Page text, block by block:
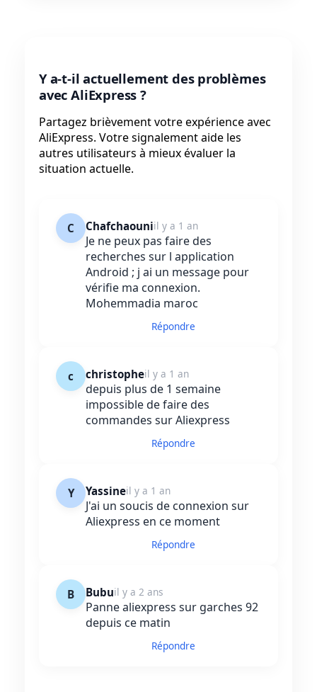
Y a-t-il actuellement des problèmes
avec AliExpress ?
Partagez brièvement votre expérience avec
AliExpress. Votre signalement aide les
autres utilisateurs à mieux évaluer la
situation actuelle.
C Chafchaouniil y a 1 an
Je ne peux pas faire des
recherches sur l application
Android ; j ai un message pour
vérifie ma connexion.
Mohemmadia maroc
Répondre
c christopheil y a 1 an
depuis plus de 1 semaine
impossible de faire des
commandes sur Aliexpress
Répondre
Y Yassineil y a 1 an
J'ai un soucis de connexion sur
Aliexpress en ce moment
Répondre
B Bubuil y a 2 ans
Panne aliexpress sur garches 92
depuis ce matin
Répondre